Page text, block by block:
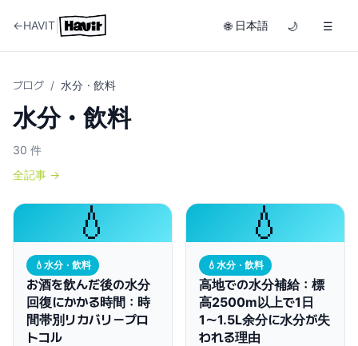
←HAVIT 🌐 日本語 🌙 ☰
ブログ / 水分・飲料
水分・飲料
30 件
全記事 →
💧
💧 水分・飲料
お酒を飲んだ後の水分
回復にかかる時間：時
間帯別リカバリープロ
トコル
💧
💧 水分・飲料
高地での水分補給：標
高2500m以上で1日
1〜1.5L余分に水分が失
われる理由